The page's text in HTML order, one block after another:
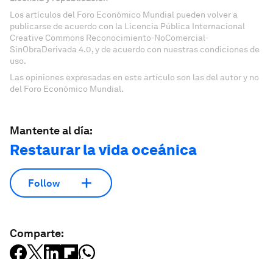
Los artículos del Foro Económico Mundial pueden volver a
publicarse de acuerdo con la Licencia Pública Internacional
Creative Commons Reconocimiento-NoComercial-
SinObraDerivada 4.0, y de acuerdo con nuestras condiciones de
uso.
Las opiniones expresadas en este artículo son las del autor y no
del Foro Económico Mundial.
Mantente al día:
Restaurar la vida oceánica
Follow
Comparte: